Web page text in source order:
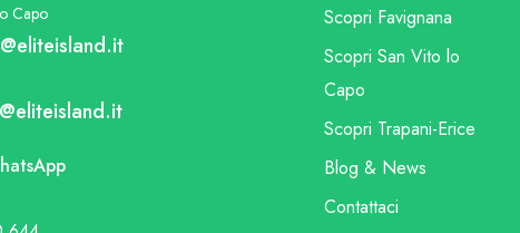
Capo
Scopri Favignana
Scopri San Vito lo
Capo
Scopri Trapani-Erice
Blog & News
Contattaci